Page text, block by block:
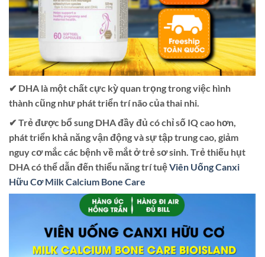
✔ DHA là một chất cực kỳ quan trọng trong việc hình
thành cũng như phát triển trí não của thai nhi.
✔ Trẻ được bổ sung DHA đầy đủ có chỉ số IQ cao hơn,
phát triển khả năng vận động và sự tập trung cao, giảm
nguy cơ mắc các bệnh về mắt ở trẻ sơ sinh. Trẻ thiếu hụt
DHA có thể dẫn đến thiểu năng trí tuệViên Uống Canxi
Hữu Cơ Milk Calcium Bone Care